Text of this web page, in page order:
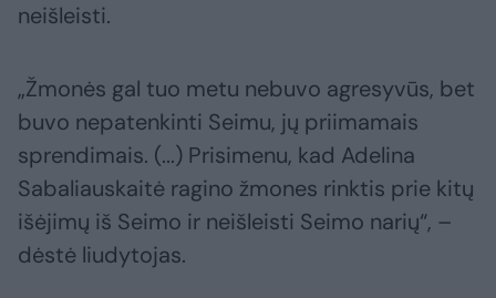
neišleisti.
„Žmonės gal tuo metu nebuvo agresyvūs, bet
buvo nepatenkinti Seimu, jų priimamais
sprendimais. (...) Prisimenu, kad Adelina
Sabaliauskaitė ragino žmones rinktis prie kitų
išėjimų iš Seimo ir neišleisti Seimo narių“, –
dėstė liudytojas.